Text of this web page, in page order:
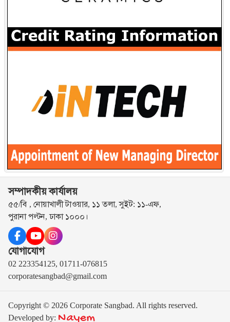
সম্পাদকীয় কার্যালয়
৫৫/বি , নোয়াখালী টাওয়ার, ১১ তলা, সুইট: ১১-এফ,
পুরানা পল্টন, ঢাকা ১০০০।
যোগাযোগ
02 223354125, 01711-076815
corporatesangbad@gmail.com
Copyright © 2026 Corporate Sangbad. All rights reserved.
Developed by: Nayem